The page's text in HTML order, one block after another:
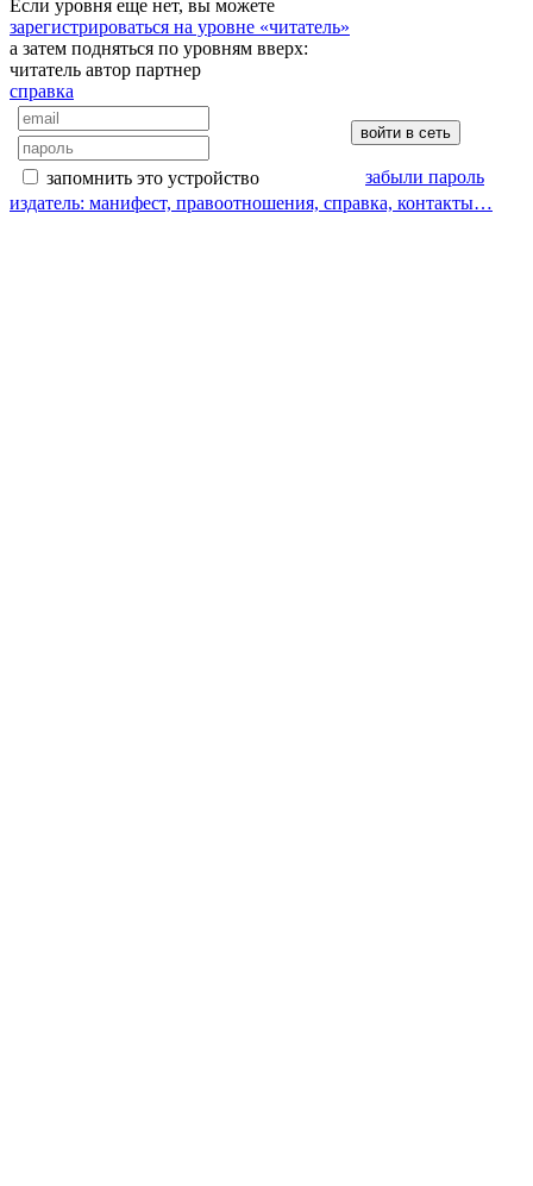
Если уровня еще нет, вы можете
зарегистрироваться на уровне «читатель»
а затем подняться по уровням вверх:
читатель автор партнер
справка
запомнить это устройство
забыли пароль
издатель: манифест, правоотношения, справка, контакты…